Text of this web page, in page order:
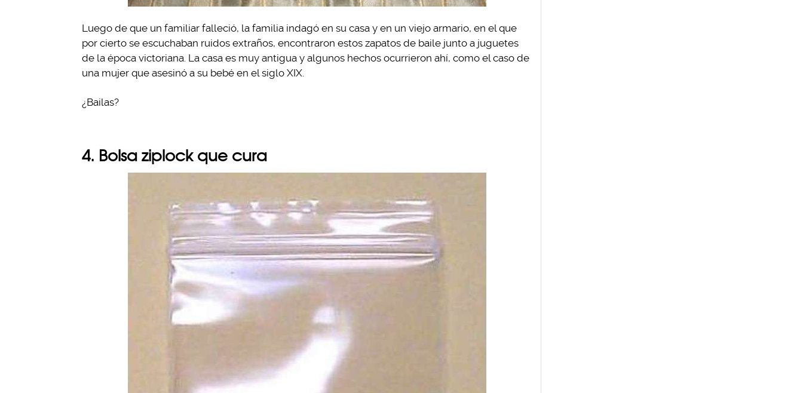
Luego de que un familiar falleció, la familia indagó en su casa y en un viejo armario, en el que
por cierto se escuchaban ruidos extraños, encontraron estos zapatos de baile junto a juguetes
de la época victoriana. La casa es muy antigua y algunos hechos ocurrieron ahí, como el caso de
una mujer que asesinó a su bebé en el siglo XIX.
¿Bailas?
4. Bolsa ziplock que cura